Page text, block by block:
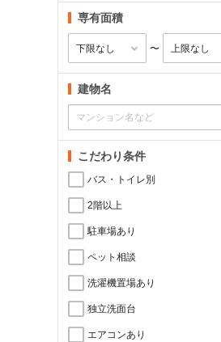
専有面積
〜
建物名
こだわり条件
バス・トイレ別
2階以上
駐車場あり
ペット相談
洗濯機置場あり
独立洗面台
エアコンあり